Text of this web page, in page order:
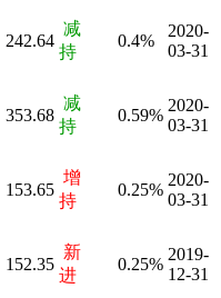
242.64
减
持
0.4%
2020-
03-31
353.68
减
持
0.59%
2020-
03-31
153.65
增
持
0.25%
2020-
03-31
152.35
新
进
0.25%
2019-
12-31